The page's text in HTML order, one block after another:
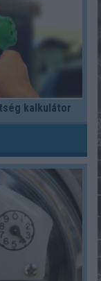
kalkulátor